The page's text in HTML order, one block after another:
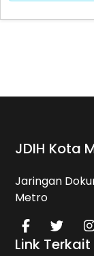
JDIH Kota
Jaringan
Metro
Link Terkait